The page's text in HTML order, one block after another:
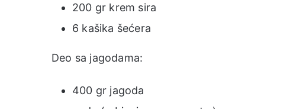
200 gr krem sira
6 kašika šećera
Deo sa jagodama:
400 gr jagoda